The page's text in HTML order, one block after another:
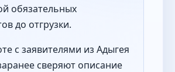
обязательных
до отгрузки.
с заявителями из Адыгея
сверяют описание